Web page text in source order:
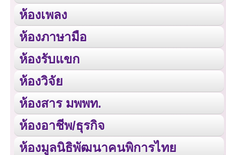
ห้องเพลง
ห้องภาษามือ
ห้องรับแขก
ห้องวิจัย
ห้องสาร มพพท.
ห้องอาชีพ/ธุรกิจ
ห้องมูลนิธิพัฒนาคนพิการไทย